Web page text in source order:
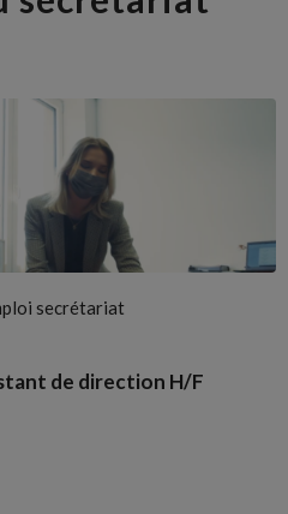
secrétariat
de direction H/F